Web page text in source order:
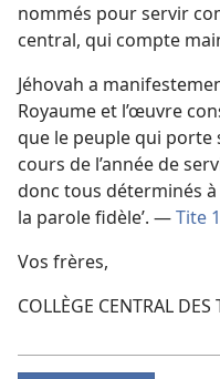
nommés pour servir
central, qui compte
Jéhovah a
Royaume et l’œuvre
que le peuple qui porte
cours de l’année de
donc tous déterminés
la parole fidèle’. —Tite
Vos frères,
COLLÈGE CENTRAL